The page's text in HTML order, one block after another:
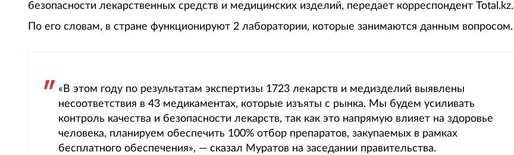
безопасности лекарственных средств и медицинских изделий, передает корреспондент Total.kz.
По его словам, в стране функционируют 2 лаборатории, которые занимаются данным вопросом.
«В этом году по результатам экспертизы 1723 лекарств и медизделий выявлены
несоответствия в 43 медикаментах, которые изъяты с рынка. Мы будем усиливать
контроль качества и безопасности лекарств, так как это напрямую влияет на здоровье
человека, планируем обеспечить 100% отбор препаратов, закупаемых в рамках
бесплатного обеспечения», — сказал Муратов на заседании правительства.